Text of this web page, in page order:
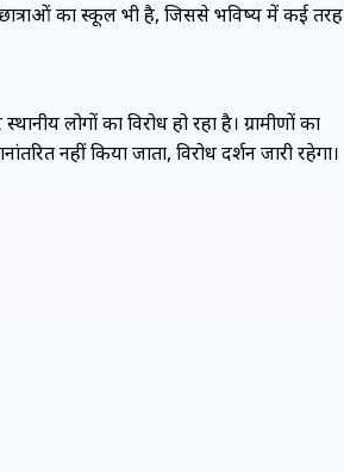
का स्कूल भी है, जिससे भविष्य में कई तरह
लोगों का विरोध हो रहा है। ग्रामीणों का
नहीं किया जाता, विरोध प्रदर्शन जारी रहेगा।